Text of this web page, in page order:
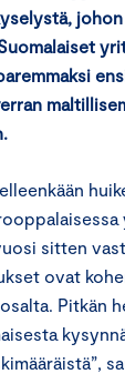
sitten
ovat
Pitkän